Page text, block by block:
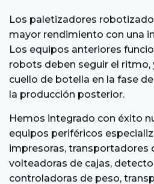
Los paletizadores
mayor rendimiento con una
Los equipos anteriores
robots deben seguir el ritmo,
cuello de botella en la fase
la producción posterior.
Hemos integrado con éxito
equipos periféricos
impresoras, transportadores
volteadoras de cajas,
controladoras de peso,